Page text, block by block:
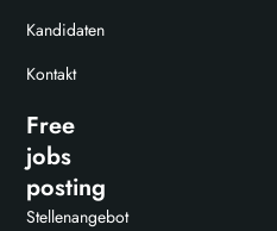
Kandidaten
Kontakt
Free
jobs
posting
Stellenangebot